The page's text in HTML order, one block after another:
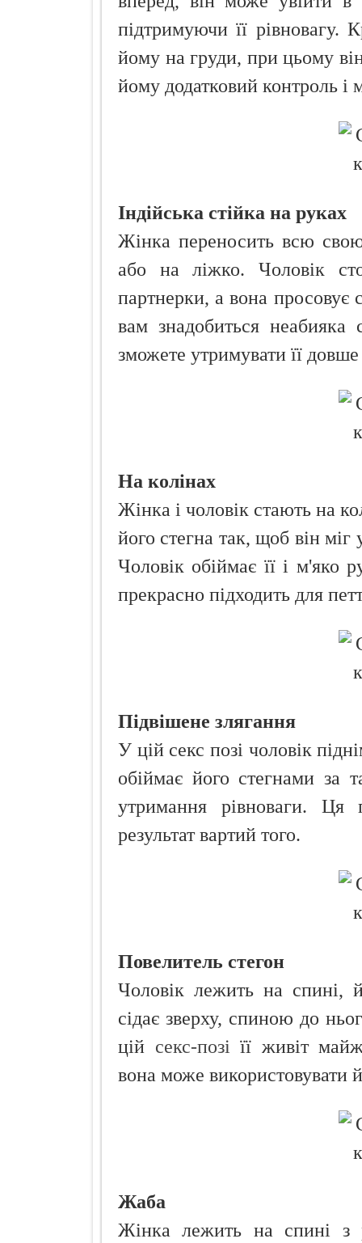
підтримуючи її рівновагу.
йому на груди, при цьому
йому додатковий контроль
Індійська стійка на руках
Жінка переносить всю
або на ліжко. Чоловік
партнерки, а вона просовує
вам знадобиться неабияка
зможете утримувати її
На колінах
Жінка і чоловік стають на
його стегна так, щоб він
Чоловік обіймає її і м'яко
прекрасно підходить для
Підвішене злягання
У цій секс позі чоловік
обіймає його стегнами за
утримання рівноваги. Ця
результат вартий того.
Повелитель стегон
Чоловік лежить на спині,
сідає зверху, спиною до
цій секс-позі її живіт
вона може використовувати
Жаба
Жінка лежить на спині з